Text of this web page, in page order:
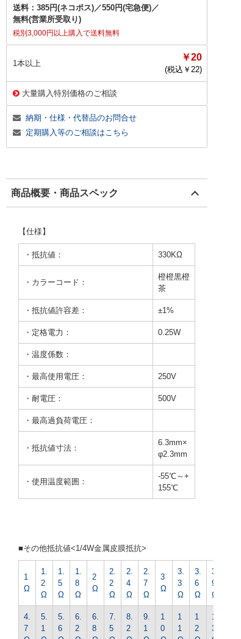
送料： 385円(ネコポス)／550円(宅急便)／
無料(営業所受取り)
税別3,000円以上購入で送料無料
1本以上
￥20
(税込￥ 22)
大量購入特別価格のご相談
納期・仕様・代替品のお問合せ
定期購入等のご相談はこちら
商品概要・商品スペック
【仕様】
・抵抗値： 330KΩ
・カラーコード：
橙橙黒橙
茶
・抵抗値許容差： ±1%
・定格電力： 0.25W
・温度係数：
・最高使用電圧： 250V
・耐電圧： 500V
・最高過負荷電圧：
・抵抗値寸法：
6.3mm×
φ2.3mm
・使用温度範囲：
-55℃～+
155℃
■その他抵抗値<1/4W金属皮膜抵抗>
1
Ω
1.
2
Ω
1.
5
Ω
1.
8
Ω
2
Ω
2.
2
Ω
2.
4
Ω
2.
7
Ω
3
Ω
3.
3
Ω
3.
6
Ω
3.
9
Ω
4.
7
5.
1
5.
6
6.
2
6.
8
7.
5
8.
2
9.
1
1
0
1
1
1
2
1
3